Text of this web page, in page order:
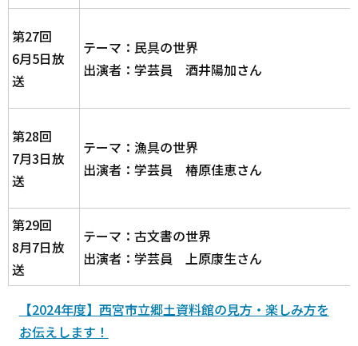
第27回
6月5日放
送
テーマ：民具の世界
出演者：学芸員 酒井陽加さん
第28回
7月3日放
送
テーマ：漁具の世界
出演者：学芸員 椿原佳恵さん
第29回
8月7日放
送
テーマ：古文書の世界
出演者：学芸員 上原康生さん
【2024年度】西宮市立郷土資料館の見方・楽しみ方を
お伝えします！